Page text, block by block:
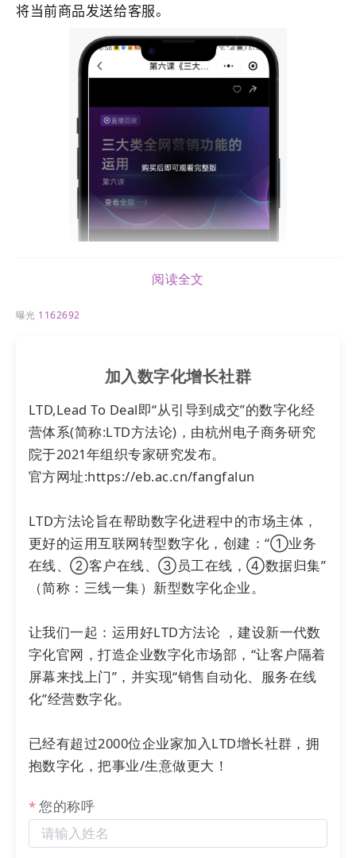
将当前商品发送给客服。
阅读全文
曝光 1162692
加入数字化增长社群
LTD,Lead To Deal即“从引导到成交”的数字化经
营体系(简称:LTD方法论)，由杭州电子商务研究
院于2021年组织专家研究发布。
官方网址:https://eb.ac.cn/fangfalun
LTD方法论旨在帮助数字化进程中的市场主体，
更好的运用互联网转型数字化，创建：“①业务
在线、②客户在线、③员工在线，④数据归集”
（简称：三线一集）新型数字化企业。
让我们一起：运用好LTD方法论 ，建设新一代数
字化官网，打造企业数字化市场部，“让客户隔着
屏幕来找上门”，并实现“销售自动化、服务在线
化”经营数字化。
已经有超过2000位企业家加入LTD增长社群，拥
抱数字化，把事业/生意做更大！
您的称呼